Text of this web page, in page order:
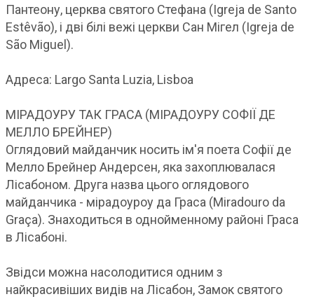
Пантеону, церква святого Стефана (Igreja de Santo
Estêvão), і дві білі вежі церкви Сан Мігел (Igreja de
São Miguel).
Адреса: Largo Santa Luzia, Lisboa
МІРАДОУРУ ТАК ГРАСА (МІРАДОУРУ СОФІЇ ДЕ
МЕЛЛО БРЕЙНЕР)
Оглядовий майданчик носить ім'я поета Софії де
Мелло Брейнер Андерсен, яка захоплювалася
Лісабоном. Друга назва цього оглядового
майданчика - мірадоуроу да Граса (Miradouro da
Graça). Знаходиться в однойменному районі Граса
в Лісабоні.
Звідси можна насолодитися одним з
найкрасивіших видів на Лісабон, Замок святого